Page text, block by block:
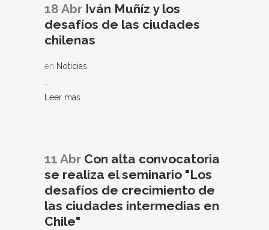
18 Abr Iván Muñíz y los
desafíos de las ciudades
chilenas
en Noticias
Leer más
11 Abr Con alta convocatoria
se realiza el seminario "Los
desafíos de crecimiento de
las ciudades intermedias en
Chile"